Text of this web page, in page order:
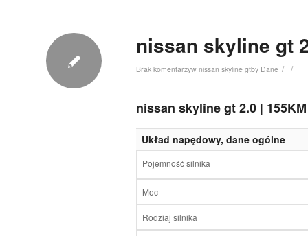
nissan skyline gt
Brak komentarzy /
w nissan skyline gt /
by Dane
nissan skyline gt 2.0 |
Układ napędowy, dane ogólne
Pojemność silnika
Moc
Rodziaj silnika